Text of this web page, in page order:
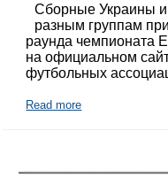
Сборные Украины и
разным группам
раунда чемпионата
на официальном
футбольных
Read more